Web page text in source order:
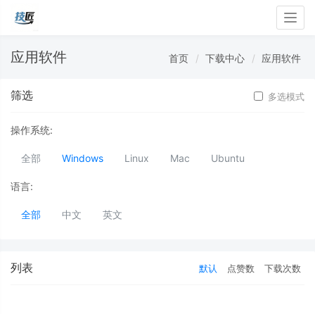
应用软件 首页 下载中心 应用软件
筛选 多选模式
操作系统:
全部 Windows Linux Mac Ubuntu
语言:
全部 中文 英文
列表 默认 点赞数 下载次数